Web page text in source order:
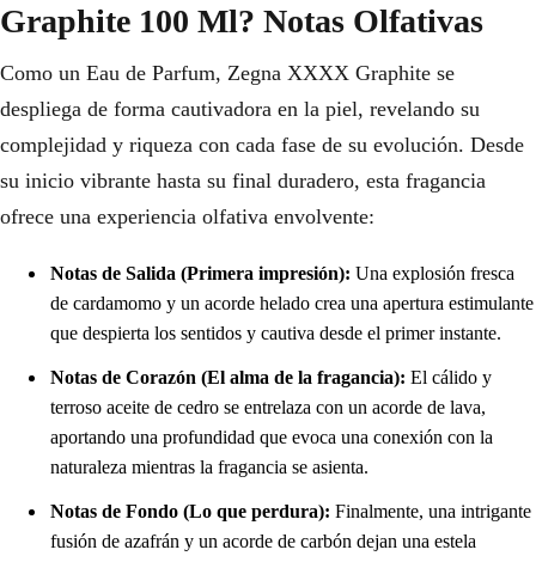
Graphite 100 Ml? Notas Olfativas
Como un Eau de Parfum, Zegna XXXX Graphite se
despliega de forma cautivadora en la piel, revelando su
complejidad y riqueza con cada fase de su evolución. Desde
su inicio vibrante hasta su final duradero, esta fragancia
ofrece una experiencia olfativa envolvente:
Notas de Salida (Primera impresión): Una explosión fresca
de cardamomo y un acorde helado crea una apertura estimulante
que despierta los sentidos y cautiva desde el primer instante.
Notas de Corazón (El alma de la fragancia): El cálido y
terroso aceite de cedro se entrelaza con un acorde de lava,
aportando una profundidad que evoca una conexión con la
naturaleza mientras la fragancia se asienta.
Notas de Fondo (Lo que perdura): Finalmente, una intrigante
fusión de azafrán y un acorde de carbón dejan una estela